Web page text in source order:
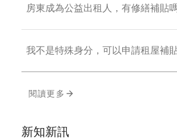
房東成為公益出租人，有修繕補貼
我不是特殊身分，可以申請租屋補
閱讀更多
新知新訊